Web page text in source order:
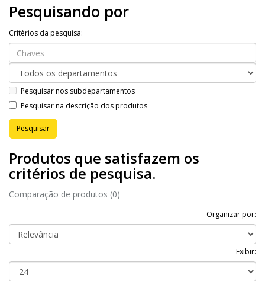
Pesquisando por
Critérios da pesquisa:
Pesquisar nos subdepartamentos
Pesquisar na descrição dos produtos
Produtos que satisfazem os
critérios de pesquisa.
Comparação de produtos (0)
Organizar por:
Exibir: